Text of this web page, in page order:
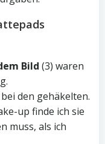
Bild (3) waren
den gehäkelten.
up finde ich sie
muss, als ich